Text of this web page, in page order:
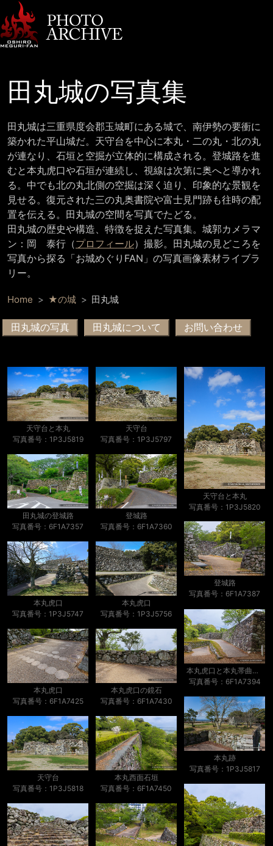
田丸城の写真集
田丸城は三重県度会郡玉城町にある城で、南伊勢の要衝に
築かれた平山城だ。天守台を中心に本丸・二の丸・北の丸
が連なり、石垣と空掘が立体的に構成される。登城路を進
むと本丸虎口や石垣が連続し、視線は次第に奥へと導かれ
る。中でも北の丸北側の空掘は深く迫り、印象的な景観を
見せる。復元された三の丸奥書院や富士見門跡も往時の配
置を伝える。田丸城の空間を写真でたどる。
田丸城の歴史や構造、特徴を捉えた写真集。城郭カメラマ
ン：岡 泰行（プロフィール）撮影。田丸城の見どころを
写真から探る「お城めぐりFAN」の写真画像素材ライブラ
リー。
Home ★の城 田丸城
田丸城の写真 田丸城について お問い合わせ
天守台と本丸
写真番号：1P3J5819
天守台
写真番号：1P3J5797
天守台と本丸
写真番号：1P3J5820
田丸城の登城路
写真番号：6F1A7357
登城路
写真番号：6F1A7360
登城路
写真番号：6F1A7387
本丸虎口
写真番号：1P3J5747
本丸虎口
写真番号：1P3J5756
本丸虎口と本丸帯曲輪石垣
写真番号：6F1A7394
本丸虎口
写真番号：6F1A7425
本丸虎口の鏡石
写真番号：6F1A7430
本丸跡
写真番号：1P3J5817
天守台
写真番号：1P3J5818
本丸西面石垣
写真番号：6F1A7450